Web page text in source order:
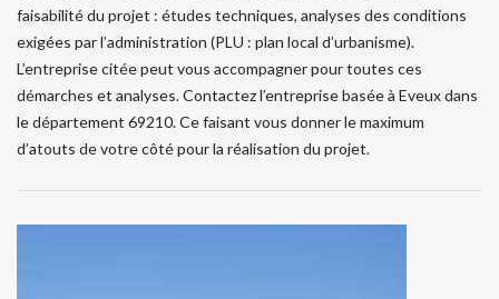
faisabilité du projet : études techniques, analyses des conditions
exigées par l’administration (PLU : plan local d’urbanisme).
L’entreprise citée peut vous accompagner pour toutes ces
démarches et analyses. Contactez l’entreprise basée à Eveux dans
le département 69210. Ce faisant vous donner le maximum
d’atouts de votre côté pour la réalisation du projet.